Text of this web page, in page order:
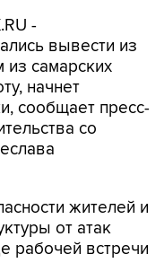
-
вывести из
самарских
начнет
сообщает пресс-
со
жителей и
от атак
рабочей встречи